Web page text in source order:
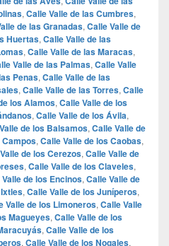
, Calle Valle de las Cumbres,
de las Granadas, Calle Valle de
Huertas, Calle Valle de las
, Calle Valle de las Maracas,
Valle de las Palmas, Calle Valle
Penas, Calle Valle de las
, Calle Valle de las Torres, Calle
los Alamos, Calle Valle de los
, Calle Valle de los Ávila,
de los Balsamos, Calle Valle de
Campos, Calle Valle de los Caobas,
de los Cerezos, Calle Valle de
, Calle Valle de los Claveles,
de los Encinos, Calle Valle de
, Calle Valle de los Juníperos,
Valle de los Limoneros, Calle Valle
Magueyes, Calle Valle de los
, Calle Valle de los
, Calle Valle de los Nogales,